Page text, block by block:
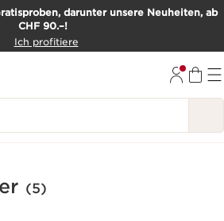
darunter unsere Neuheiten, ab
CHF 90.–!
Ich profitiere
(5)